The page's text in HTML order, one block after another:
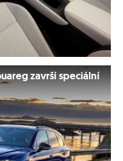
završí speciální